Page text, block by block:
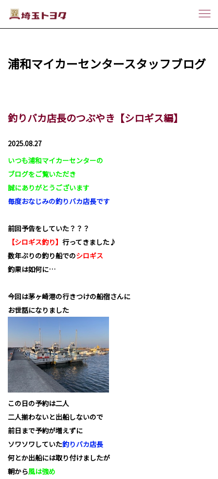
浦和マイカーセンタースタッフブログ
釣りバカ店長のつぶやき【シロギス編】
2025.08.27
いつも浦和マイカーセンターの
ブログをご覧いただき
誠にありがとうございます
毎度おなじみの釣りバカ店長です
前回予告をしていた？？？
【シロギス釣り】 行ってきました♪
数年ぶりの釣り船でのシロギス
釣果は如何に…
今回は茅ヶ崎港の行きつけの船宿さんに
お世話になりました
この日の予約は二人
二人揃わないと出船しないので
前日まで予約が増えずに
ソワソワしていた釣りバカ店長
何とか出船には取り付けましたが
朝から風は強め